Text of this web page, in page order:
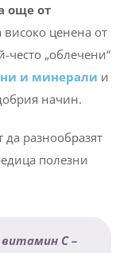
още от
високо ценена от
често „облечени“
и минерали и
начин.
да разнообразят
полезни
витамин С –